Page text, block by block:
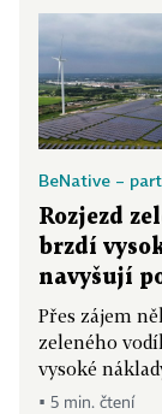
BeNative –
Rozjezd
brzdí
navyšují
Přes zájem
zeleného
vysoké
▪ 5 min. čtení